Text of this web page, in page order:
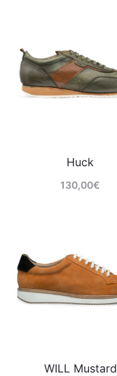
Huck
130,00€
WILL Mustard